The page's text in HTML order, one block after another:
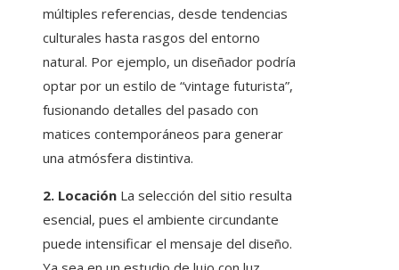
múltiples referencias, desde tendencias
culturales hasta rasgos del entorno
natural. Por ejemplo, un diseñador podría
optar por un estilo de “vintage futurista”,
fusionando detalles del pasado con
matices contemporáneos para generar
una atmósfera distintiva.
2. Locación La selección del sitio resulta
esencial, pues el ambiente circundante
puede intensificar el mensaje del diseño.